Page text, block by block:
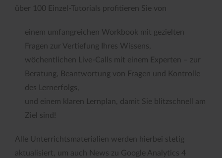
über 100 Einzel-Tutorials profitieren Sie von
einem umfangreichen Workbook mit gezielten
Fragen zur Vertiefung Ihres Wissens,
wöchentlichen Live-Calls mit einem Experten – zur
Beratung, Beantwortung von Fragen und Kontrolle
des Lernerfolgs,
und einem klaren Lernplan, damit Sie blitzschnell am
Ziel sind!
Alle Unterrichtsmaterialien werden hierbei stetig
aktualisiert, um auch News zu Google Analytics 4